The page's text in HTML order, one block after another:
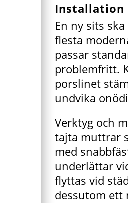
Installation
En ny sits
flesta
passar
problemfritt.
porslinet
undvika
Verktyg och
tajta muttrar
med
underlättar
flyttas vid
dessutom ett